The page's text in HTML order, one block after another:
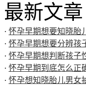
最新文章
· 怀孕早期想要知晓胎
· 怀孕早期想要分辨孩
· 怀孕早期想判断孩子
· 怀孕早期到底怎么正
· 怀孕想知晓胎儿男女